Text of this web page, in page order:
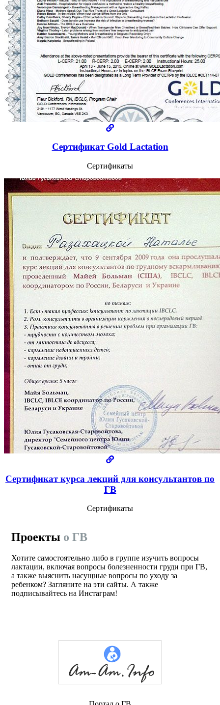
Сертификат Gold Lactation
Сертификаты
Сертификат курса лекций для консультантов по
ГВ
Сертификаты
Проекты о ГВ
Хотите самостоятельно либо в группе изучить вопросы
лактации, включая вопросы болезненности груди при ГВ,
а также выяснить насущные вопросы по уходу за
ребенком? Загляните на эти сайты. А также
подписывайтесь на Инстаграм!